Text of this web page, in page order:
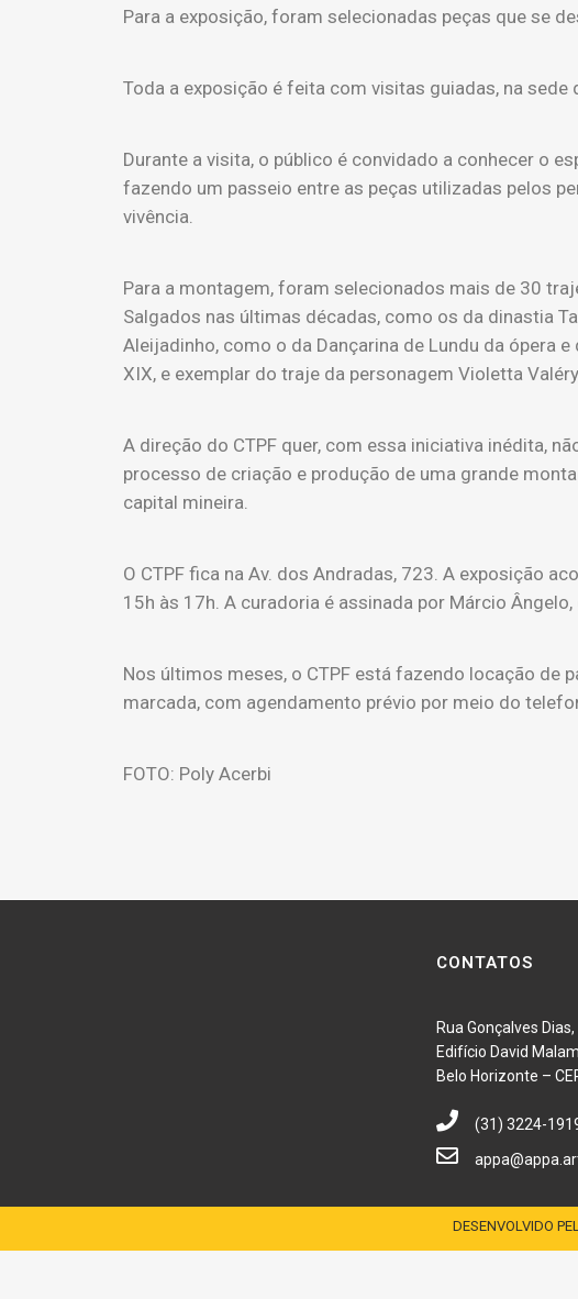
Para a exposição, foram selecionadas peças que se
Toda a exposição é feita com visitas guiadas, na sede
Durante a visita, o público é convidado a conhecer o
fazendo um passeio entre as peças utilizadas pelos
vivência.
Para a montagem, foram selecionados mais de 30
Salgados nas últimas décadas, como os da dinastia
Aleijadinho, como o da Dançarina de Lundu da ópera
XIX, e exemplar do traje da personagem Violetta
A direção do CTPF quer, com essa iniciativa inédita,
processo de criação e produção de uma grande
capital mineira.
O CTPF fica na Av. dos Andradas, 723. A exposição
15h às 17h. A curadoria é assinada por Márcio
Nos últimos meses, o CTPF está fazendo locação de
marcada, com agendamento prévio por meio do
FOTO: Poly Acerbi
CONTATOS
Rua Gonçalves
Edifício David
Belo Horizonte –
(31) 3224-
DESENVOLVIDO